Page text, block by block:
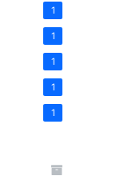
1
1
1
1
1